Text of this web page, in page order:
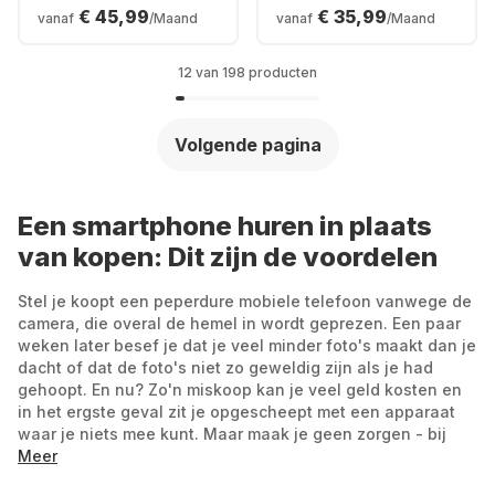
256GB - Dual SIM
vanaf € 45,99/Maand 128GB - Dual SIM
vanaf € 35,99/Maand
12 van 198 producten
Volgende pagina
Een smartphone huren in plaats
van kopen: Dit zijn de voordelen
Stel je koopt een peperdure mobiele telefoon vanwege de
camera, die overal de hemel in wordt geprezen. Een paar
weken later besef je dat je veel minder foto's maakt dan je
dacht of dat de foto's niet zo geweldig zijn als je had
gehoopt. En nu? Zo'n miskoop kan je veel geld kosten en
in het ergste geval zit je opgescheept met een apparaat
waar je niets mee kunt. Maar maak je geen zorgen - bij
Grover kun je een nieuwe mobiele telefoon huren zonder
Meer